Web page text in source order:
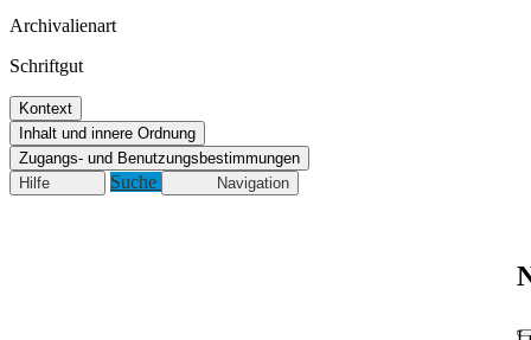
Archivalienart
Schriftgut
Kontext
Inhalt und innere Ordnung
Zugangs- und Benutzungsbestimmungen
Hilfe
Suche Navigation